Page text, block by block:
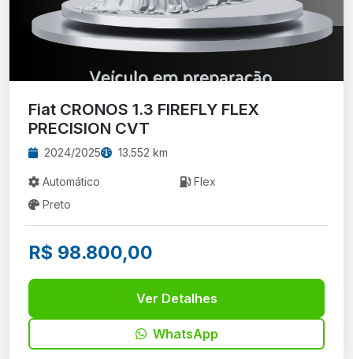
Fiat CRONOS 1.3 FIREFLY FLEX
PRECISION CVT
2024/2025 13.552 km
Automático
Flex
Preto
R$ 98.800,00
Ver Detalhes
WhatsApp